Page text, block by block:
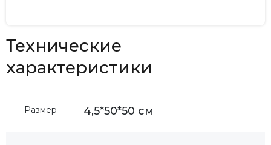
Технические
характеристики
Размер 4,5*50*50 см